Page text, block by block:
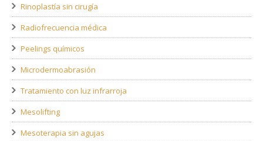
Rinoplastía sin cirugía
Radiofrecuencia médica
Peelings químicos
Microdermoabrasión
Tratamiento con luz infrarroja
Mesolifting
Mesoterapia sin agujas